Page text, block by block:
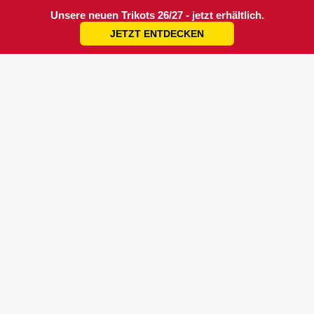
Unsere neuen Trikots 26/27 - jetzt erhältlich.
JETZT ENTDECKEN